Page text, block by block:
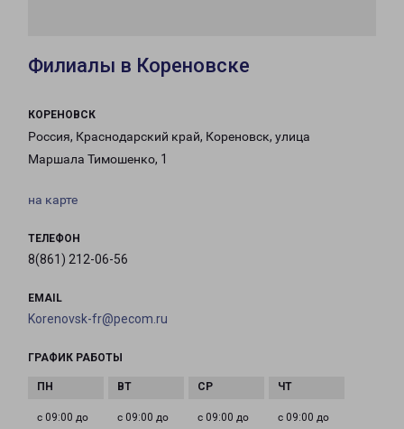
Филиалы в Кореновске
КОРЕНОВСК
Россия, Краснодарский край, Кореновск, улица
Маршала Тимошенко, 1
на карте
ТЕЛЕФОН
8(861) 212-06-56
EMAIL
Korenovsk-fr@pecom.ru
ГРАФИК РАБОТЫ
с 09:00 до
с 09:00 до
с 09:00 до
с 09:00 до